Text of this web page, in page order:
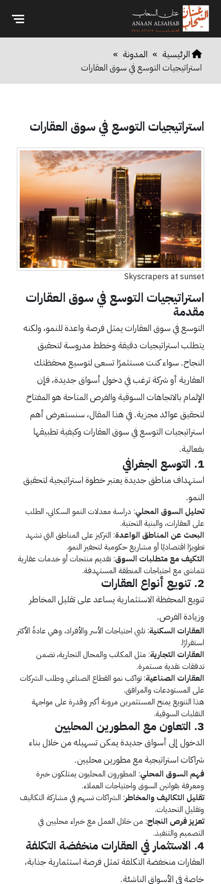
الرئيسية » المدونة »
استراتيجيات التوسع في سوق العقارات
استراتيجيات التوسع في سوق العقارات
Skyscrapers at sunset
استراتيجيات التوسع في سوق العقارات
مقدمة
التوسع في سوق العقارات يمثل فرصة واعدة للنمو، ولكنه
يتطلب استراتيجيات دقيقة وخطط مدروسة لتحقيق
النجاح. سواء كنت مستثمرًا تسعى لتوسيع محفظتك
العقارية أو شركة ترغب في دخول أسواق جديدة، فإن
الإلمام بالاتجاهات السوقية والفرص المتاحة هو المفتاح
لتحقيق عوائد مجزية. في هذا المقال، سنستعرض أهم
استراتيجيات التوسع في سوق العقارات وكيفية تطبيقها
بفعالية.
1. التوسع الجغرافي
استهداف مناطق جديدة يعتبر خطوة استراتيجية لتحقيق
النمو.
تحليل السوق المحلي: دراسة معدلات النمو السكاني، الطلب
على العقارات، والبنية التحتية.
البحث عن المناطق الواعدة: التركيز على المناطق التي تشهد
تطويرًا اقتصاديًا أو مشاريع حكومية لتحفيز النمو.
التكيف مع متطلبات السوق: تقديم منتجات أو خدمات عقارية
تتماشى مع احتياجات المنطقة المستهدفة.
2. تنويع أنواع العقارات
تنويع المحفظة الاستثمارية يساعد على تقليل المخاطر
وزيادة الفرص.
العقارات السكنية: تلبي احتياجات الأسر والأفراد، وهي عادةً الأكثر
استقرارًا.
العقارات التجارية: مثل المكاتب والمحال التجارية، تضمن
تدفقات نقدية مستمرة.
العقارات الصناعية: تواكب نمو القطاع الصناعي وطلب الشركات
على المستودعات والمرافق.
هذا التنويع يمنح المستثمرين مرونة أكبر وقدرة على مواجهة
التقلبات السوقية.
3. التعاون مع المطورين المحليين
الدخول إلى أسواق جديدة يمكن تسهيله من خلال بناء
شراكات استراتيجية مع مطورين محليين.
فهم السوق المحلي: المطورون المحليون يمتلكون خبرة
ومعرفة بقوانين السوق واحتياجات العملاء.
تقليل التكاليف والمخاطر: الشراكات تسهم في مشاركة التكاليف
وتقليل التحديات.
تعزيز فرص النجاح: من خلال العمل مع خبراء محليين في
التصميم والتنفيذ.
4. الاستثمار في العقارات منخفضة التكلفة
العقارات منخفضة التكلفة تمثل فرصة استثمارية جذابة،
خاصة في الأسواق الناشئة.